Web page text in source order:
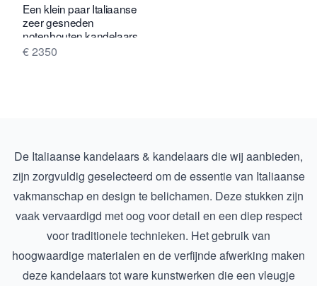
Een klein paar Italiaanse
zeer gesneden
notenhouten kandelaars,
elk met één kaars, circa
€ 2350
De Italiaanse kandelaars & kandelaars die wij aanbieden,
zijn zorgvuldig geselecteerd om de essentie van Italiaanse
vakmanschap en design te belichamen. Deze stukken zijn
vaak vervaardigd met oog voor detail en een diep respect
voor traditionele technieken. Het gebruik van
hoogwaardige materialen en de verfijnde afwerking maken
deze kandelaars tot ware kunstwerken die een vleugje